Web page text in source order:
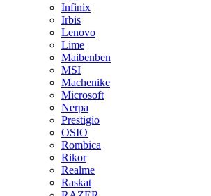
Infinix
Irbis
Lenovo
Lime
Maibenben
MSI
Machenike
Microsoft
Nerpa
Prestigio
OSIO
Rombica
Rikor
Realme
Raskat